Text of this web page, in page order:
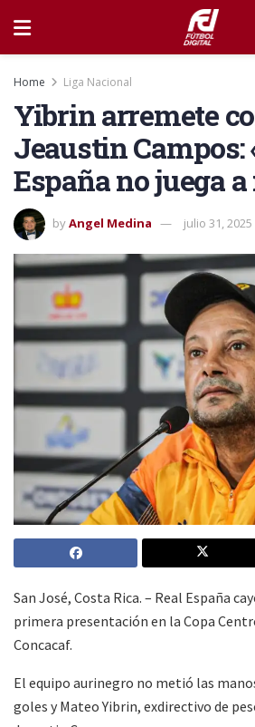
Home Liga Nacional
Yibrin arremete
Jeaustin Campos:
España no juega a
byAngel Medina julio 31, 2025
San José, Costa Rica. – Real España
primera presentación en la Copa
Concacaf.
El equipo aurinegro no metió las
goles y Mateo Yibrin, exdirectivo de